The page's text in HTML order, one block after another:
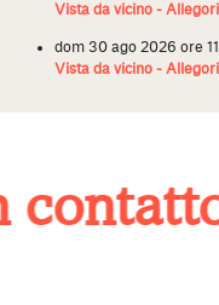
Vista da vicino -
dom 30 ago 2026 ore
Vista da vicino -